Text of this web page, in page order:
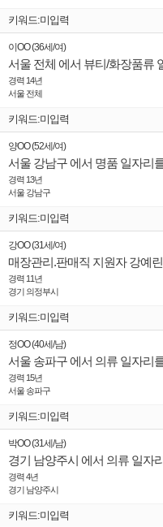
키워드:미입력
이OO(36세 /여)
경력 14년
서울 전체
키워드:미입력
양OO(52세 /여)
경력 13년
서울 강남구
키워드:미입력
강OO(31세 /여)
매장관리.판매직 지원자 강예린
경력 11년
경기 의정부시
키워드:미입력
정OO(40세 /남)
경력 15년
서울 송파구
키워드:미입력
박OO(31세 /남)
경력 4년
경기 남양주시
키워드:미입력